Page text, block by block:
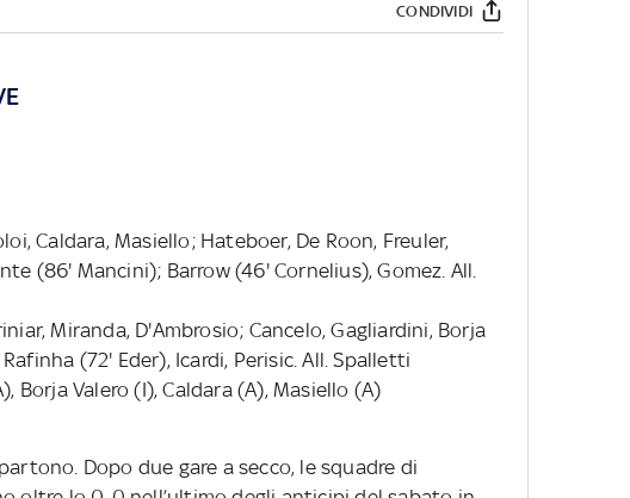
CONDIVIDI
Caldara, Masiello; Hateboer, De Roon, Freuler,
(86' Mancini); Barrow (46' Cornelius), Gomez. All.
Miranda, D'Ambrosio; Cancelo, Gagliardini, Borja
(72' Eder), Icardi, Perisic. All. Spalletti
Borja Valero (I), Caldara (A), Masiello (A)
Dopo due gare a secco, le squadre di